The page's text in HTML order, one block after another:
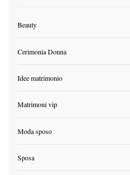
Beauty
Cerimonia Donna
Idee matrimonio
Matrimoni vip
Moda sposo
Sposa